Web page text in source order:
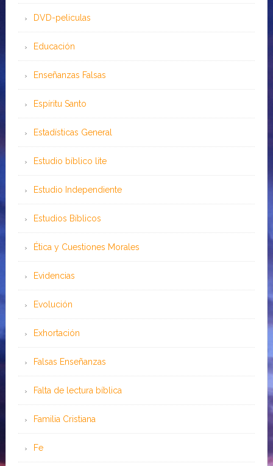
DVD-peliculas
Educación
Enseñanzas Falsas
Espíritu Santo
Estadísticas General
Estudio bíblico lite
Estudio Independiente
Estudios Bíblicos
Ética y Cuestiones Morales
Evidencias
Evolución
Exhortación
Falsas Enseñanzas
Falta de lectura bíblica
Familia Cristiana
Fe